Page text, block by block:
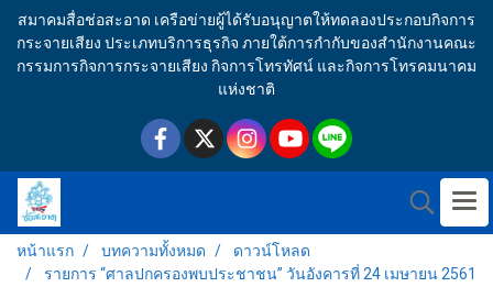
สมาคมสื่อช่อสะอาด เครือข่ายผู้ได้รับอนุญาตให้ทดลองประกอบกิจการ
กระจายเสียง ประเภทบริการธุรกิจ ภายใต้การกำกับของสำนักงานคณะ
กรรมการกิจการกระจายเสียง กิจการโทรทัศน์ และกิจการโทรคมนาคม
แห่งชาติ
หน้าแรก บทความทั้งหมด
ดาวน์โหลด
รายการ “ศาลปกครองพบประชาชน” วันอังคารที่ 24 เมษายน 2561